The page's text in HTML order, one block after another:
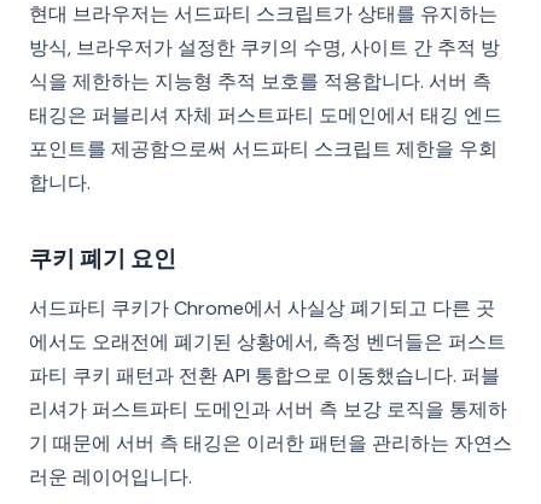
현대 브라우저는 서드파티 스크립트가 상태를 유지하는
방식, 브라우저가 설정한 쿠키의 수명, 사이트 간 추적 방
식을 제한하는 지능형 추적 보호를 적용합니다. 서버 측
태깅은 퍼블리셔 자체 퍼스트파티 도메인에서 태깅 엔드
포인트를 제공함으로써 서드파티 스크립트 제한을 우회
합니다.
쿠키 폐기 요인
서드파티 쿠키가 Chrome에서 사실상 폐기되고 다른 곳
에서도 오래전에 폐기된 상황에서, 측정 벤더들은 퍼스트
파티 쿠키 패턴과 전환 API 통합으로 이동했습니다. 퍼블
리셔가 퍼스트파티 도메인과 서버 측 보강 로직을 통제하
기 때문에 서버 측 태깅은 이러한 패턴을 관리하는 자연스
러운 레이어입니다.